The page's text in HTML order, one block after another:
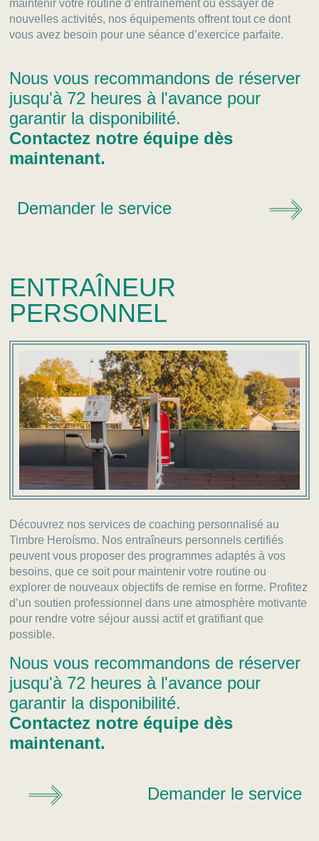
maintenir votre routine d’entraînement ou essayer de
nouvelles activités, nos équipements offrent tout ce dont
vous avez besoin pour une séance d’exercice parfaite.
Nous vous recommandons de réserver
jusqu'à 72 heures à l'avance pour
garantir la disponibilité.
Contactez notre équipe dès
maintenant.
Demander le service
ENTRAÎNEUR
PERSONNEL
Découvrez nos services de coaching personnalisé au
Timbre Heroísmo. Nos entraîneurs personnels certifiés
peuvent vous proposer des programmes adaptés à vos
besoins, que ce soit pour maintenir votre routine ou
explorer de nouveaux objectifs de remise en forme. Profitez
d’un soutien professionnel dans une atmosphère motivante
pour rendre votre séjour aussi actif et gratifiant que
possible.
Nous vous recommandons de réserver
jusqu'à 72 heures à l'avance pour
garantir la disponibilité.
Contactez notre équipe dès
maintenant.
Demander le service